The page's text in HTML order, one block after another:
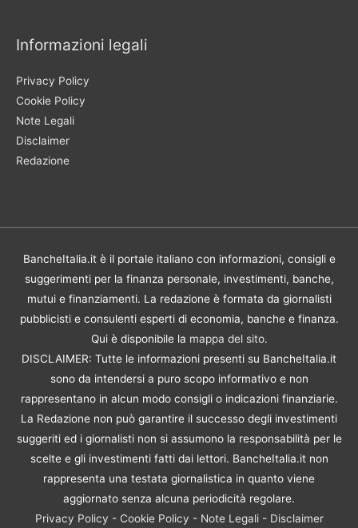
Informazioni legali
Privacy Policy
Cookie Policy
Note Legali
Disclaimer
Redazione
BancheItalia.it è il portale italiano con informazioni, consigli e
suggerimenti per la finanza personale, investimenti, banche,
mutui e finanziamenti. La redazione è formata da giornalisti
pubblicisti e consulenti esperti di economia, banche e finanza.
Qui è disponibile la mappa del sito.
DISCLAIMER: Tutte le informazioni presenti su BancheItalia.it
sono da intendersi a puro scopo informativo e non
rappresentano in alcun modo consigli o indicazioni finanziarie.
La Redazione non può garantire il successo degli investimenti
suggeriti ed i giornalisti non si assumono la responsabilità per le
scelte e gli investimenti fatti dai lettori. BancheItalia.it non
rappresenta una testata giornalistica in quanto viene
aggiornato senza alcuna periodicità regolare.
Privacy Policy - Cookie Policy - Note Legali- Disclaimer